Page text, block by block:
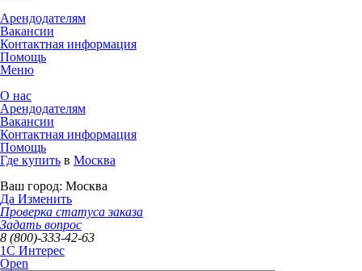
Арендодателям
Вакансии
Контактная информация
Помощь
Меню
О нас
Арендодателям
Вакансии
Контактная информация
Помощь
Где купить в Москва
Ваш город: Москва
Да Изменить
Проверка статуса заказа
Задать вопрос
8 (800)-333-42-63
1C Интерес
Open